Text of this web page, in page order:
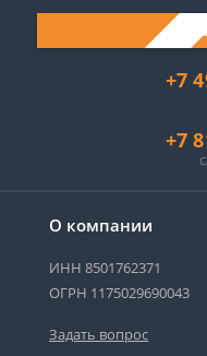
О компании
ИНН 8501762371
ОГРН 1175029690043
Задать вопрос
+7
+7